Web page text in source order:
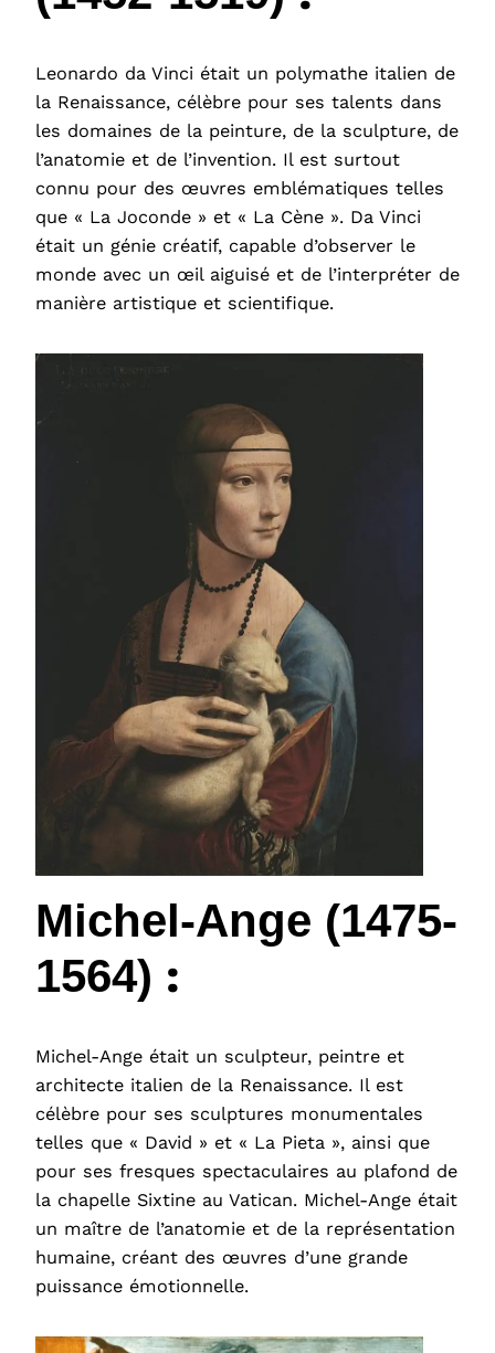
Leonardo da Vinci était un polymathe italien de
la Renaissance, célèbre pour ses talents dans
les domaines de la peinture, de la sculpture, de
l’anatomie et de l’invention. Il est surtout
connu pour des œuvres emblématiques telles
que « La Joconde » et « La Cène ». Da Vinci
était un génie créatif, capable d’observer le
monde avec un œil aiguisé et de l’interpréter de
manière artistique et scientifique.
Michel-Ange (1475-
1564) :
Michel-Ange était un sculpteur, peintre et
architecte italien de la Renaissance. Il est
célèbre pour ses sculptures monumentales
telles que « David » et « La Pieta », ainsi que
pour ses fresques spectaculaires au plafond de
la chapelle Sixtine au Vatican. Michel-Ange était
un maître de l’anatomie et de la représentation
humaine, créant des œuvres d’une grande
puissance émotionnelle.